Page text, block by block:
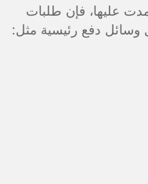
عليها، فإن طلبات
وسائل دفع رئيسية مثل: